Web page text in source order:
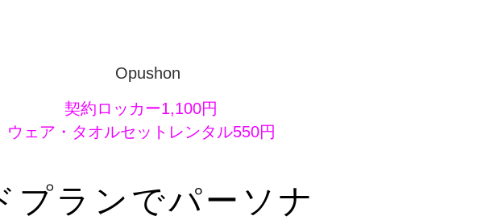
Opushon
​契約ロッカー1,100円
​ウェア・タオルセットレンタル550円
ランでパーソナ